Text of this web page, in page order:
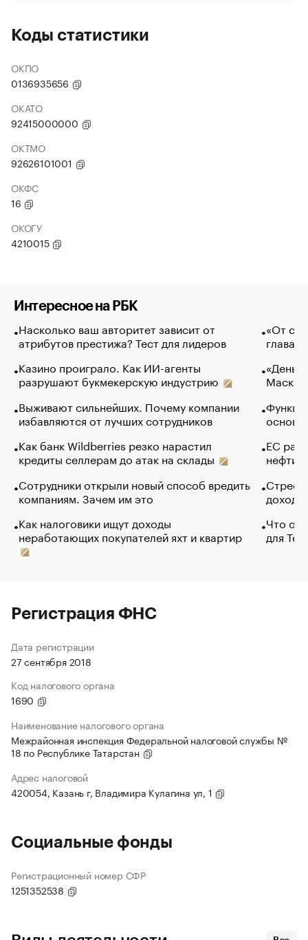
Коды статистики
ОКПО
0136935656
ОКАТО
92415000000
ОКТМО
92626101001
ОКФС
16
ОКОГУ
4210015
Интересное на РБК
Насколько ваш авторитет зависит от
атрибутов престижа? Тест для лидеров
Казино проиграло. Как ИИ-агенты
разрушают букмекерскую индустрию
Выживают сильнейших. Почему компании
избавляются от лучших сотрудников
Как банк Wildberries резко нарастил
кредиты селлерам до атак на склады
Сотрудники открыли новый способ вредить
компаниям. Зачем им это
Как налоговики ищут доходы
неработающих покупателей яхт и квартир
«От
глава
Маск в
основ
ЕС
нефти
Что
для
Регистрация ФНС
Дата регистрации
27 сентября 2018
Код налогового органа
1690
Наименование налогового органа
Межрайонная инспекция Федеральной налоговой службы №
18 по Республике Татарстан
Адрес налоговой
420054, Казань г, Владимира Кулагина ул, 1
Социальные фонды
Регистрационный номер СФР
1251352538